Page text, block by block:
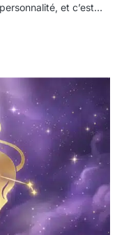
et c’est…